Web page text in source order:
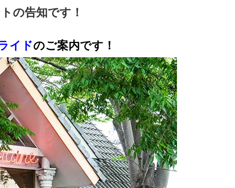
の告知です！
イドのご案内です！